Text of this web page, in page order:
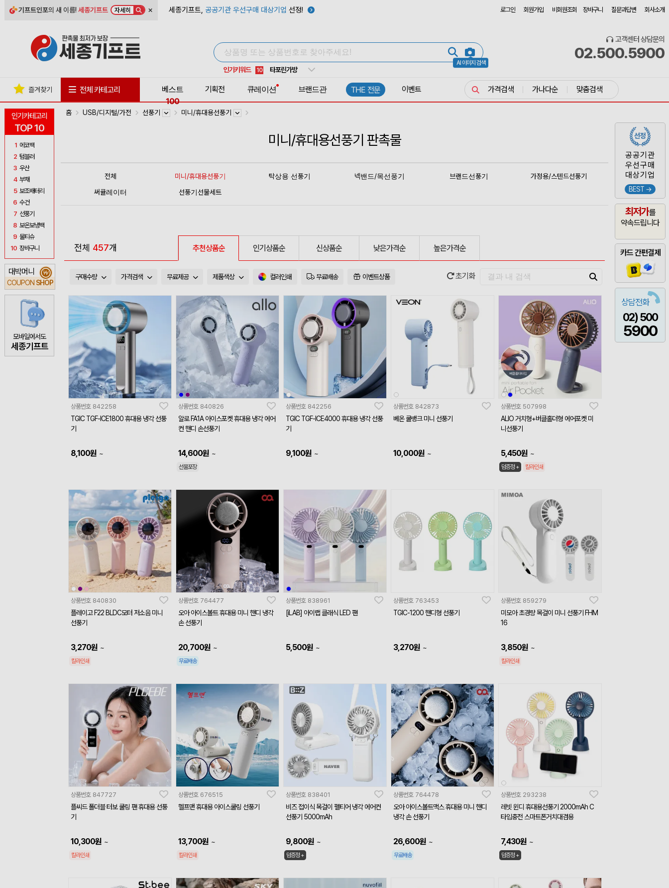
기프트인포의 새 이름!세종기프트 자세히 × 세종기프트, 공공기관 우선구매 대상기업 선정! 로그인 회원가입 비회원조회 장바구니 질문과답변 회사소개
AI 이미지 검색
인기키워드
7 텀블러
10 타포린가방
1 선풍기
고객센터 상담문의
02.500.5900
인기카테고리
TOP 10
1 에코백
2 텀블러
3 우산
4 부채
5 보조배터리
6 수건
7 선풍기
8 보온보냉백
9 물티슈
10 장바구니
대박머니
COUPON SHOP
₩
모바일에서도
세종기프트
공공기관
우선구매
대상기업
BEST →
최저가를
약속드립니다
카드 간편결제
상담전화
02) 500
5900
즐겨찾기 전체 카테고리
베스트
100
기획전 큐레이션 브랜드관 THE 전문 이벤트 가격검색 가나다순 맞춤검색
홈 USB/디지털/가전 선풍기 미니/휴대용선풍기
미니/휴대용선풍기 판촉물
전체 미니/휴대용선풍기 탁상용 선풍기 넥밴드/목선풍기 브랜드선풍기
가정용/스텐드선풍기
써큘레이터
선풍기선물세트
전체 457개 추천상품순 인기상품순 신상품순 낮은가격순 높은가격순
구매수량 가격검색 무료제공 제품색상 컬러인쇄 무료배송 이벤트상품 초기화
상품번호 842258
TGIC TGF-ICE1800 휴대용 냉각 선풍
기
8,100원 ~
상품번호 840826
알로 FA1A 아이스포켓 휴대용 냉각 에어
컨 핸디 손선풍기
14,600원 ~
선물포장
상품번호 842256
TGIC TGF-ICE4000 휴대용 냉각 선풍
기
9,100원 ~
상품번호 842873
베온 쿨뱅크 미니 선풍기
10,000원 ~
상품번호 507998
ALIO 거치형+버클홀더형 에어포켓 미
니선풍기
5,450원 ~
덤증정 + 칼라인쇄
상품번호 840830
플레이고 F22 BLDC모터 저소음 미니
선풍기
3,270원 ~
칼라인쇄
상품번호 764477
오아 아이스볼트 휴대용 미니 핸디 냉각
손 선풍기
20,700원 ~
무료배송
상품번호 838961
[iLAB] 아이랩 클래식 LED 팬
5,500원 ~
상품번호 763453
TGIC-1200 핸디형 선풍기
3,270원 ~
상품번호 859279
미모아 초경량 목걸이 미니 선풍기 FHM
16
3,850원 ~
칼라인쇄
상품번호 847727
플씨드 폴더블 터보 쿨링 팬 휴대용 선풍
기
10,300원 ~
칼라인쇄
상품번호 676515
헬프맨 휴대용 아이스쿨링 선풍기
13,700원 ~
칼라인쇄
상품번호 838401
비즈 접이식 목걸이 펠티어 냉각 에어컨
선풍기 5000mAh
9,800원 ~
덤증정 +
상품번호 764478
오아 아이스볼트맥스 휴대용 미니 핸디
냉각 손 선풍기
26,600원 ~
무료배송
상품번호 293238
레빗 윈디 휴대용선풍기 2000mAh C
타입충전 스마트폰거치대겸용
7,430원 ~
덤증정 +